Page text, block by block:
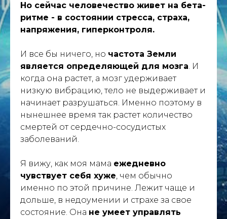
Но сейчас человечество живет на бета-
ритме - в состоянии стресса, страха,
напряжения, гиперконтроля.
И все бы ничего, но частота Земли
является определяющей для мозга. И
когда она растет, а мозг удерживает
низкую вибрацию, тело не выдерживает и
начинает разрушаться. Именно поэтому в
нынешнее время так растет количество
смертей от сердечно-сосудистых
заболеваний.
Я вижу, как моя мама ежедневно
чувствует себя хуже, чем обычно
именно по этой причине. Лежит чаще и
дольше, в недоумении и страхе за свое
состояние. Она не умеет управлять